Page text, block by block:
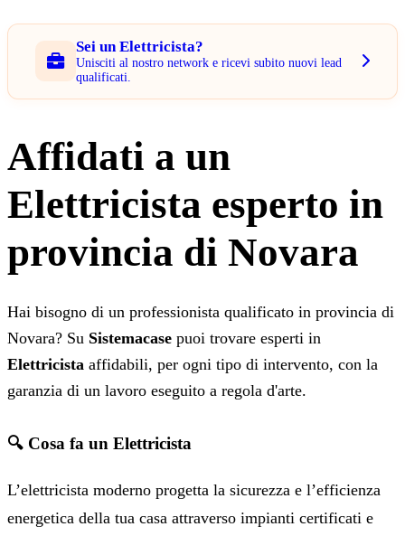
Sei un Elettricista?
Unisciti al nostro network e ricevi subito nuovi lead
qualificati.
Affidati a un
Elettricista esperto in
provincia di Novara
Hai bisogno di un professionista qualificato in provincia di
Novara? Su Sistemacase puoi trovare esperti in
Elettricista affidabili, per ogni tipo di intervento, con la
garanzia di un lavoro eseguito a regola d'arte.
🔍 Cosa fa un Elettricista
L’elettricista moderno progetta la sicurezza e l’efficienza
energetica della tua casa attraverso impianti certificati e